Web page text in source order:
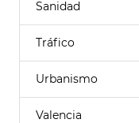
Sanidad
Tráfico
Urbanismo
Valencia